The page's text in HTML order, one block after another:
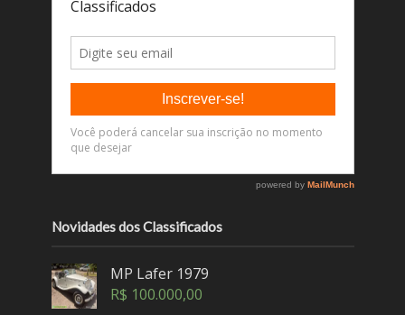
Novidades dos Classificados
MP Lafer 1979
R$ 100.000,00